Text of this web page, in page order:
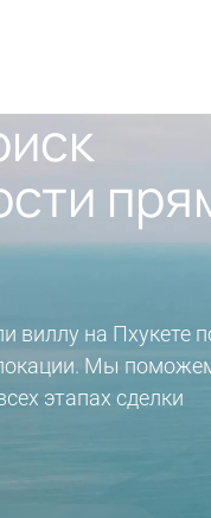
виллу на Пхукете
Мы
этапах сделки